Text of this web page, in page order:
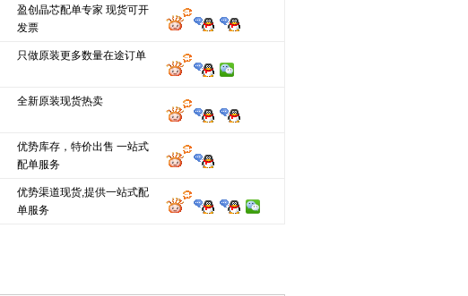
盈创晶芯配单专家 现货可开
发票
只做原装更多数量在途订单
全新原装现货热卖
优势库存，特价出售 一站式
配单服务
优势渠道现货,提供一站式配
单服务